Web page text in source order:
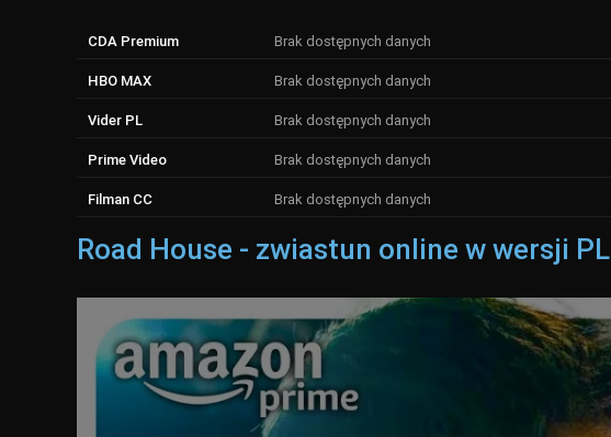
CDA Premium Brak dostępnych danych
HBO MAX Brak dostępnych danych
Vider PL Brak dostępnych danych
Prime Video Brak dostępnych danych
Filman CC Brak dostępnych danych
Road House - zwiastun online w wersji PL